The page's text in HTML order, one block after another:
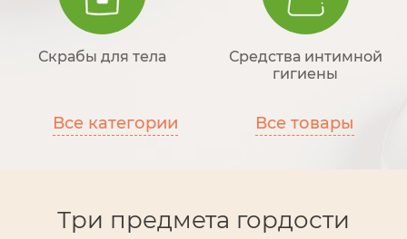
Скрабы для тела
Средства интимной
гигиены
Все категории Все товары
Три предмета гордости